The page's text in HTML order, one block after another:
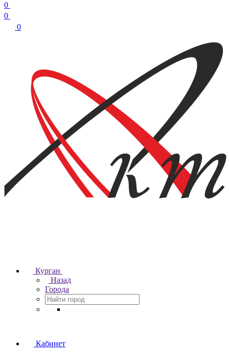
0
0
0
Курган
Назад
Города
Кабинет